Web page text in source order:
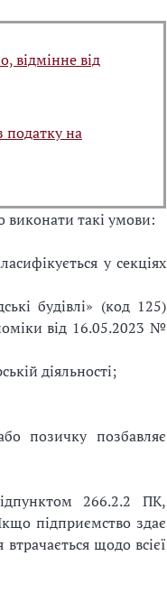
відмінне від
податку на
такі умови:
у секціях
будівлі» (код 125)
від 16.05.2023 №
діяльності;
позичку позбавляє
266.2.2 ПК,
підприємство здає
щодо всієї